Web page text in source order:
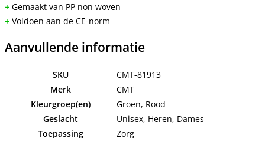
+ Gemaakt van PP non woven
+ Voldoen aan de CE-norm
Aanvullende informatie
SKU
CMT-81913
Merk
CMT
Kleurgroep(en)
Groen, Rood
Geslacht
Unisex, Heren, Dames
Toepassing
Zorg